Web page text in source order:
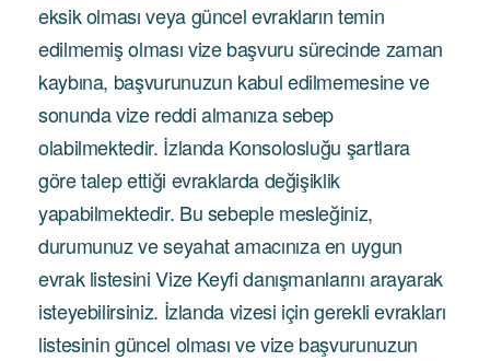
eksik olması veya güncel evrakların temin
edilmemiş olması vize başvuru sürecinde zaman
kaybına, başvurunuzun kabul edilmemesine ve
sonunda vize reddi almanıza sebep
olabilmektedir. İzlanda Konsolosluğu şartlara
göre talep ettiği evraklarda değişiklik
yapabilmektedir. Bu sebeple mesleğiniz,
durumunuz ve seyahat amacınıza en uygun
evrak listesini Vize Keyfi danışmanlarını arayarak
isteyebilirsiniz. İzlanda vizesi için gerekli evrakları
listesinin güncel olması ve vize başvurunuzun